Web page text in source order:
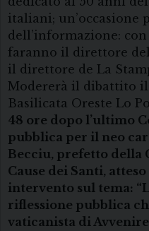
italiani; un’occasione
dell’informazione:
faranno il direttore
il direttore de La
Modererà il dibattito
Basilicata Oreste Lo
48 ore dopo l’ultimo
pubblica per il neo
Becciu, prefetto della
Cause dei Santi,
intervento sul tema:
riflessione pubblica
vaticanista di